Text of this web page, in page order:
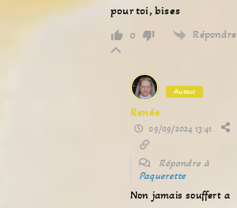
pour toi, bises
0 Répondre
Auteur
Renée
09/09/2024 13:41
Répondre à
Paquerette
Non jamais souffert a